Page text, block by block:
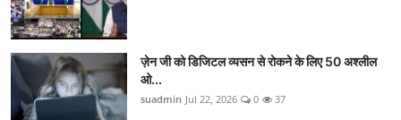
ज़ेन जी को डिजिटल व्यसन से रोकने के लिए 50 अश्लील
ओ...
suadmin Jul 22, 2026 0 37